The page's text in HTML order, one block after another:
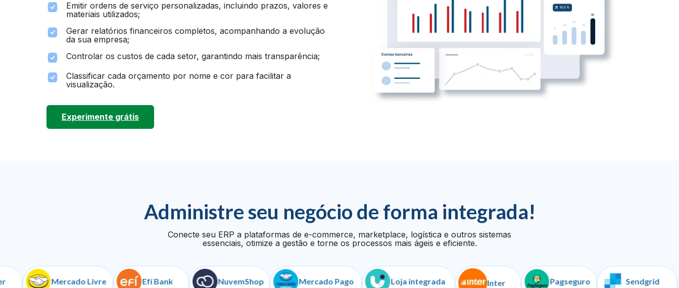
Emitir ordens de serviço personalizadas, incluindo prazos, valores e
materiais utilizados;
Gerar relatórios financeiros completos, acompanhando a evolução
da sua empresa;
Controlar os custos de cada setor, garantindo mais transparência;
Classificar cada orçamento por nome e cor para facilitar a
visualização.
Experimente grátis
Administre seu negócio de forma integrada!
Conecte seu ERP a plataformas de e-commerce, marketplace, logística e outros sistemas
essenciais, otimize a gestão e torne os processos mais ágeis e eficiente.
Mercado Livre Efí Bank NuvemShop Mercado Pago Loja integrada Inter Pagseguro Sendgrid